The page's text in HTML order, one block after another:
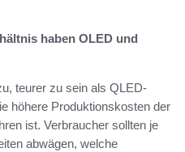
haben OLED und
teurer zu sein als QLED-
höhere Produktionskosten der
ist. Verbraucher sollten je
abwägen, welche